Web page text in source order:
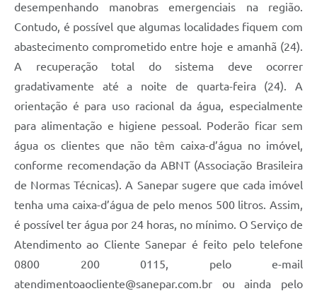
desempenhando manobras emergenciais na região.
Contudo, é possível que algumas localidades fiquem com
abastecimento comprometido entre hoje e amanhã (24).
A recuperação total do sistema deve ocorrer
gradativamente até a noite de quarta-feira (24). A
orientação é para uso racional da água, especialmente
para alimentação e higiene pessoal. Poderão ficar sem
água os clientes que não têm caixa-d’água no imóvel,
conforme recomendação da ABNT (Associação Brasileira
de Normas Técnicas). A Sanepar sugere que cada imóvel
tenha uma caixa-d’água de pelo menos 500 litros. Assim,
é possível ter água por 24 horas, no mínimo. O Serviço de
Atendimento ao Cliente Sanepar é feito pelo telefone
0800 200 0115, pelo e-mail
atendimentoaocliente@sanepar.com.br ou ainda pelo